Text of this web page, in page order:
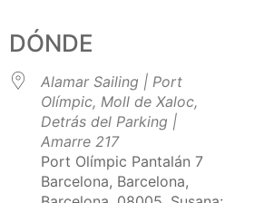
DÓNDE
Alamar Sailing | Port
Olímpic, Moll de Xaloc,
Detrás del Parking |
Amarre 217
Port Olímpic Pantalán 7
Barcelona, Barcelona,